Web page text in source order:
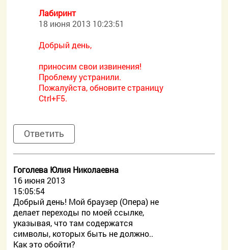
Лабиринт
18 июня 2013 10:23:51
Добрый день,
приносим свои извинения!
Проблему устранили.
Пожалуйста, обновите страницу
Ctrl+F5.
Ответить
Гоголева Юлия Николаевна
16 июня 2013
15:05:54
Добрый день! Мой браузер (Опера) не
делает переходы по моей ссылке,
указывая, что там содержатся
символы, которых быть не должно..
Как это обойти?